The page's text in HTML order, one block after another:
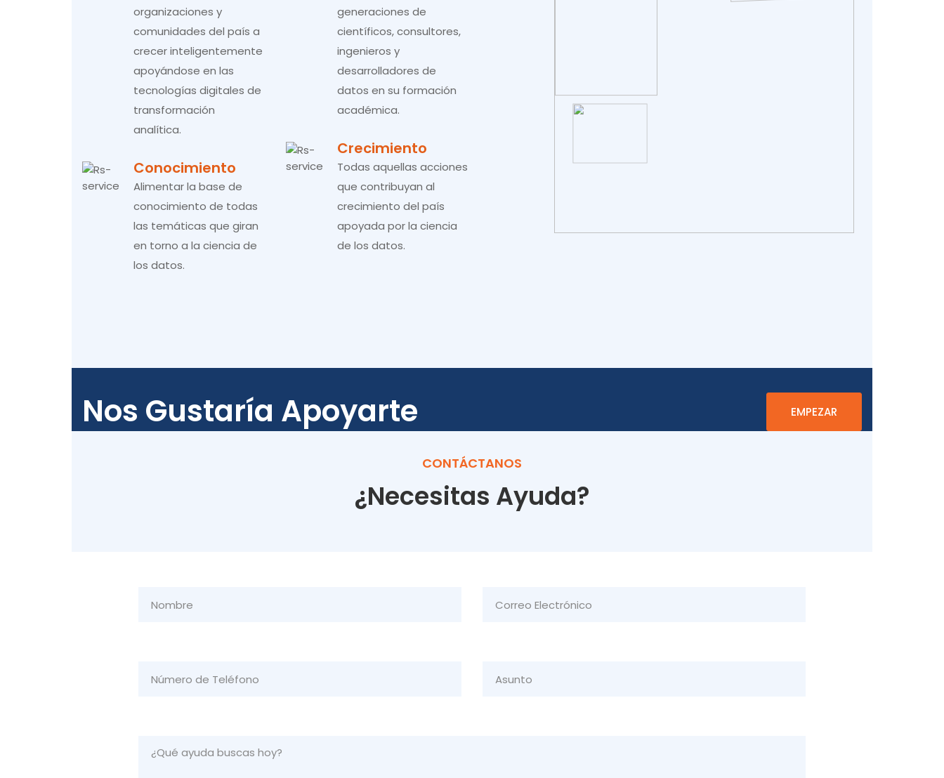
organizaciones y
comunidades del país a
crecer inteligentemente
apoyándose en las
tecnologías digitales de
transformación
analítica.
Conocimiento
Alimentar la base de
conocimiento de todas
las temáticas que giran
en torno a la ciencia de
los datos.
generaciones de
científicos, consultores,
ingenieros y
desarrolladores de
datos en su formación
académica.
Crecimiento
Todas aquellas acciones
que contribuyan al
crecimiento del país
apoyada por la ciencia
de los datos.
Nos Gustaría Apoyarte EMPEZAR
CONTÁCTANOS
¿Necesitas Ayuda?